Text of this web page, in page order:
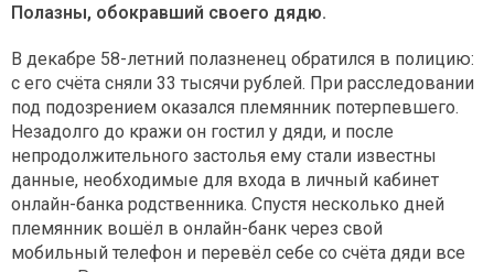
Полазны, обокравший своего дядю.
В декабре 58-летний полазненец обратился в полицию:
с его счёта сняли 33 тысячи рублей. При расследовании
под подозрением оказался племянник потерпевшего.
Незадолго до кражи он гостил у дяди, и после
непродолжительного застолья ему стали известны
данные, необходимые для входа в личный кабинет
онлайн-банка родственника. Спустя несколько дней
племянник вошёл в онлайн-банк через свой
мобильный телефон и перевёл себе со счёта дяди все